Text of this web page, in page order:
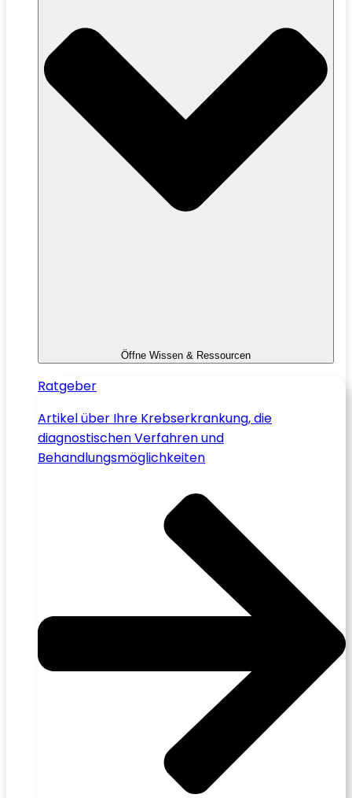
Öffne Wissen & Ressourcen
Ratgeber
Artikel über Ihre Krebserkrankung, die
diagnostischen Verfahren und
Behandlungsmöglichkeiten